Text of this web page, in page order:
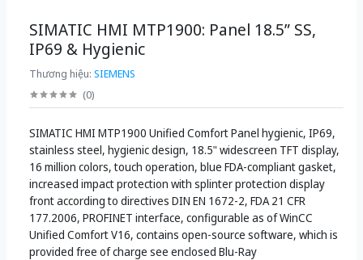
SIMATIC HMI MTP1900: Panel 18.5” SS,
IP69 & Hygienic
Thương hiệu: SIEMENS
(0)
SIMATIC HMI MTP1900 Unified Comfort Panel hygienic, IP69,
stainless steel, hygienic design, 18.5" widescreen TFT display,
16 million colors, touch operation, blue FDA-compliant gasket,
increased impact protection with splinter protection display
front according to directives DIN EN 1672-2, FDA 21 CFR
177.2006, PROFINET interface, configurable as of WinCC
Unified Comfort V16, contains open-source software, which is
provided free of charge see enclosed Blu-Ray